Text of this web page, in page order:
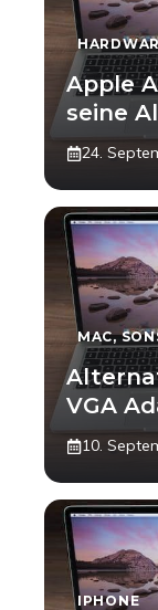
Apple
seine
24.
MAC,
VGA
10.
IPHONE